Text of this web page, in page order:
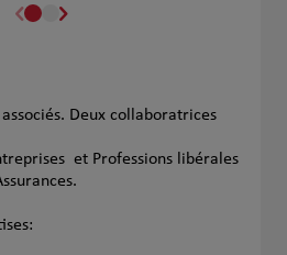
Deux collaboratrices
et Professions libérales